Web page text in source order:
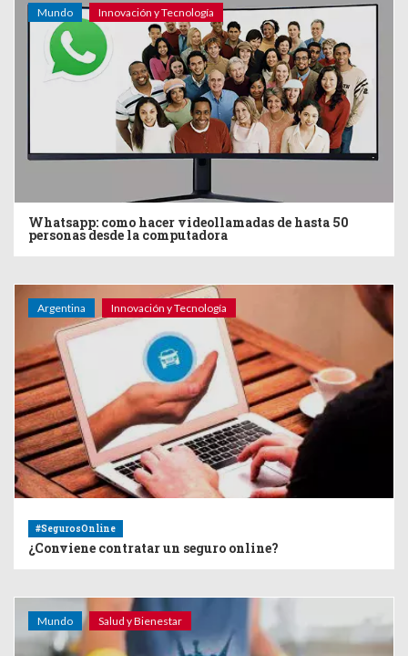
Mundo Innovación y Tecnología
Whatsapp: como hacer videollamadas de hasta 50
personas desde la computadora
Argentina Innovación y Tecnología
#SegurosOnline
¿Conviene contratar un seguro online?
Mundo Salud y Bienestar